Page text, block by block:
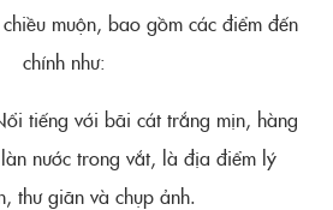
muộn, bao gồm các điểm đến
chính như:
tiếng với bãi cát trắng mịn, hàng
nước trong vắt, là địa điểm lý
thư giãn và chụp ảnh.